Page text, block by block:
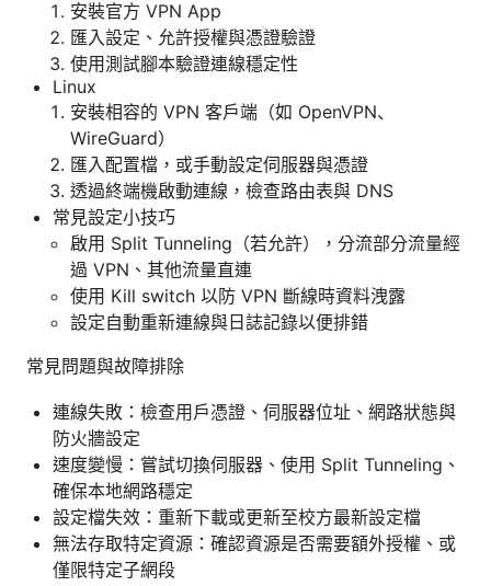
安裝官方 VPN App
匯入設定、允許授權與憑證驗證
使用測試腳本驗證連線穩定性
Linux
安裝相容的 VPN 客戶端（如 OpenVPN、
WireGuard）
匯入配置檔，或手動設定伺服器與憑證
透過終端機啟動連線，檢查路由表與 DNS
常見設定小技巧
啟用 Split Tunneling（若允許），分流部分流量經
過 VPN、其他流量直連
使用 Kill switch 以防 VPN 斷線時資料洩露
設定自動重新連線與日誌記錄以便排錯
常見問題與故障排除
連線失敗：檢查用戶憑證、伺服器位址、網路狀態與
防火牆設定
速度變慢：嘗試切換伺服器、使用 Split Tunneling、
確保本地網路穩定
設定檔失效：重新下載或更新至校方最新設定檔
無法存取特定資源：確認資源是否需要額外授權、或
僅限特定子網段